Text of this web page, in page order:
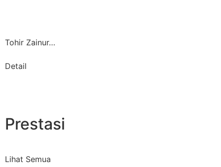
Tohir Zainur…
Detail
Prestasi
Lihat Semua